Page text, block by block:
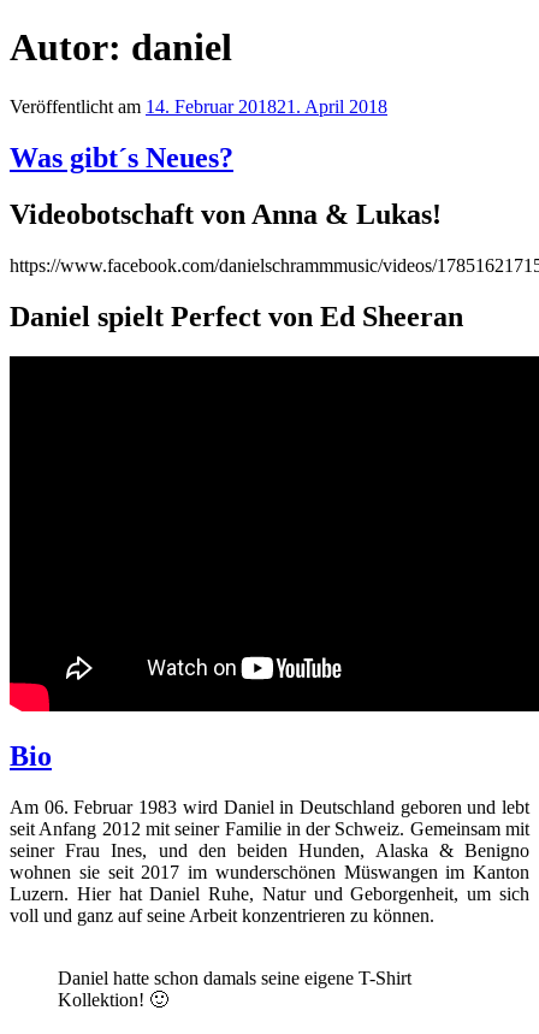
Autor: daniel
Veröffentlicht am 14. Februar 201821. April 2018
Was gibt´s Neues?
Videobotschaft von Anna & Lukas!
https://www.facebook.com/danielschrammmusic/videos/
Daniel spielt Perfect von Ed Sheeran
Bio
Am 06. Februar 1983 wird Daniel in Deutschland geboren und lebt
seit Anfang 2012 mit seiner Familie in der Schweiz. Gemeinsam mit
seiner Frau Ines, und den beiden Hunden, Alaska & Benigno
wohnen sie seit 2017 im wunderschönen Müswangen im Kanton
Luzern. Hier hat Daniel Ruhe, Natur und Geborgenheit, um sich
voll und ganz auf seine Arbeit konzentrieren zu können.
Daniel hatte schon damals seine eigene T-Shirt
Kollektion! 🙂